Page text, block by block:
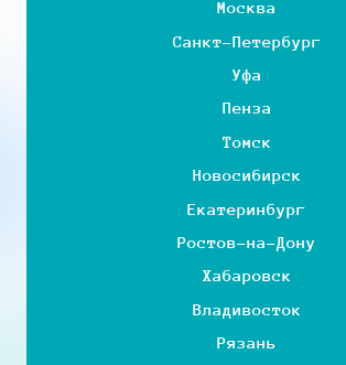
Москва
Санкт-Петербург
Уфа
Пенза
Томск
Новосибирск
Екатеринбург
Ростов-на-Дону
Хабаровск
Владивосток
Рязань